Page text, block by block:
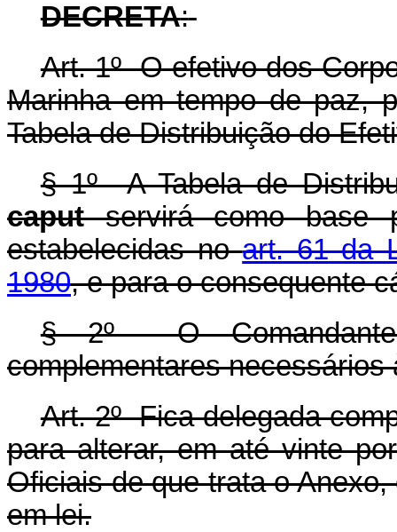
DECRETA:
Art. 1º O efetivo dos
Marinha em tempo de paz,
Tabela de Distribuição do
§ 1º A Tabela de
caputservirá como base
estabelecidas noart. 61 da
1980, e para o consequente
§ 2º O
complementares
Art. 2º Fica delegada
para alterar, em até vinte
Oficiais de que trata o
em lei.